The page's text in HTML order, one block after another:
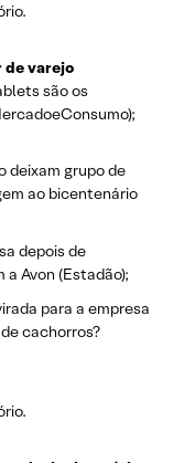
de varejo
são os
deixam grupo de
ao bicentenário
depois de
Avon (Estadão);
para a empresa
cachorros?